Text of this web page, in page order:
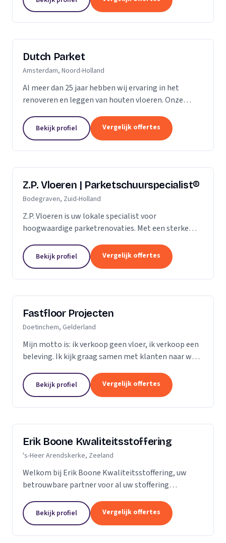
of...
Dutch Parket
Amsterdam, Noord-Holland
Al meer dan 25 jaar hebben wij ervaring in het
renoveren en leggen van houten vloeren. Onze
jaren leveren. Of het gaat om een nieuwe vloer of
een...
Bekijk profiel Vergelijk offertes
Z.P. Vloeren | Parketschuurspecialist®
Bodegraven, Zuid-Holland
Z.P. Vloeren is uw lokale specialist voor
hoogwaardige parketrenovaties. Met een sterke
den Rijn en Gouda, bieden we onze diensten aan
zowel...
Bekijk profiel Vergelijk offertes
Fastfloor Projecten
Doetinchem, Gelderland
Mijn motto is: ik verkoop geen vloer, ik verkoop een
beleving. Ik kijk graag samen met klanten naar wat
luister. Niet de stalen of onze showroom,...
Bekijk profiel Vergelijk offertes
Erik Boone Kwaliteitsstoffering
's-Heer Arendskerke, Zeeland
Welkom bij Erik Boone Kwaliteitsstoffering, uw
betrouwbare partner voor al uw stoffering
gespecialiseerd in de stoffering van vloeren en alle
soorten...
Bekijk profiel Vergelijk offertes